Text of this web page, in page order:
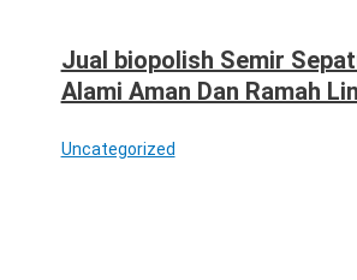
Jual biopolish Semir
Alami Aman Dan Ramah
Uncategorized